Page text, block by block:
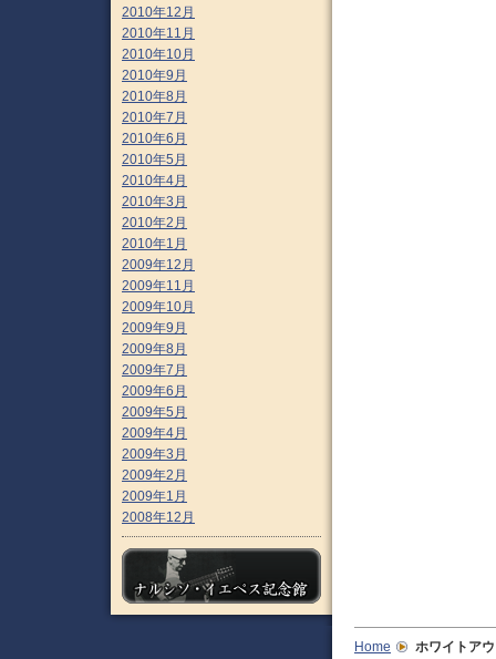
2010年12月
2010年11月
2010年10月
2010年9月
2010年8月
2010年7月
2010年6月
2010年5月
2010年4月
2010年3月
2010年2月
2010年1月
2009年12月
2009年11月
2009年10月
2009年9月
2009年8月
2009年7月
2009年6月
2009年5月
2009年4月
2009年3月
2009年2月
2009年1月
2008年12月
Home ホワイトア